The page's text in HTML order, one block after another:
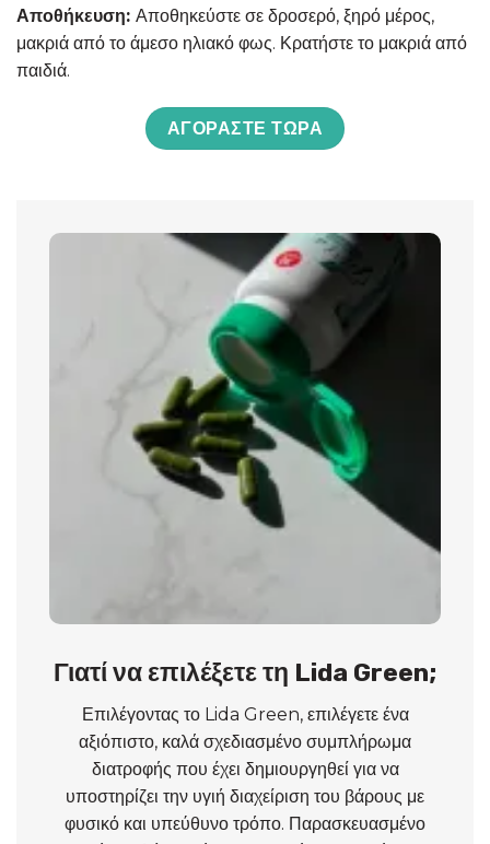
Αποθήκευση: Αποθηκεύστε σε δροσερό, ξηρό μέρος,
μακριά από το άμεσο ηλιακό φως. Κρατήστε το μακριά από
παιδιά.
ΑΓΟΡΆΣΤΕ ΤΏΡΑ
Γιατί να επιλέξετε τη Lida Green;
Επιλέγοντας το Lida Green, επιλέγετε ένα
αξιόπιστο, καλά σχεδιασμένο συμπλήρωμα
διατροφής που έχει δημιουργηθεί για να
υποστηρίζει την υγιή διαχείριση του βάρους με
φυσικό και υπεύθυνο τρόπο. Παρασκευασμένο